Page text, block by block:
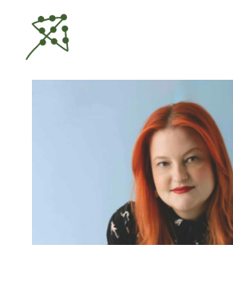
Inhalt
springen